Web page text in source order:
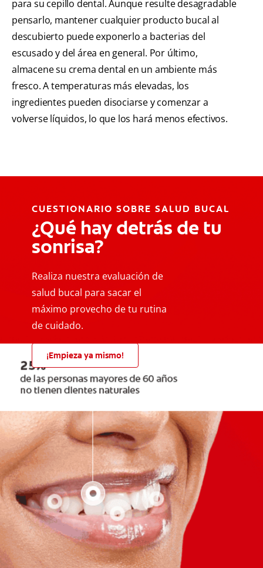
para su cepillo dental. Aunque resulte desagradable
pensarlo, mantener cualquier producto bucal al
descubierto puede exponerlo a bacterias del
escusado y del área en general. Por último,
almacene su crema dental en un ambiente más
fresco. A temperaturas más elevadas, los
ingredientes pueden disociarse y comenzar a
volverse líquidos, lo que los hará menos efectivos.
CUESTIONARIO SOBRE SALUD BUCAL
¿Qué hay detrás de tu
sonrisa?
Realiza nuestra evaluación de
salud bucal para sacar el
máximo provecho de tu rutina
de cuidado.
¡Empieza ya mismo!